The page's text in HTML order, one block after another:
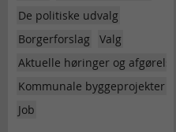
De politiske udvalg
Borgerforslag
Valg
Aktuelle høringer og afgørelser
Kommunale byggeprojekter
Job